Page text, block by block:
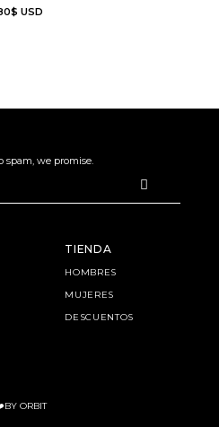
$ USD
TIENDA
HOMBRES
MUJERES
DESCUENTOS
spam, we promise.
ORBIT